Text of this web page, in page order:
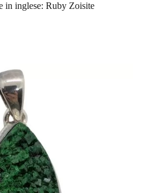
in inglese: Ruby Zoisite